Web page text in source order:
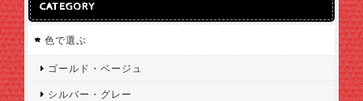
CATEGORY
色で選ぶ
ゴールド・ベージュ
シルバー・グレー